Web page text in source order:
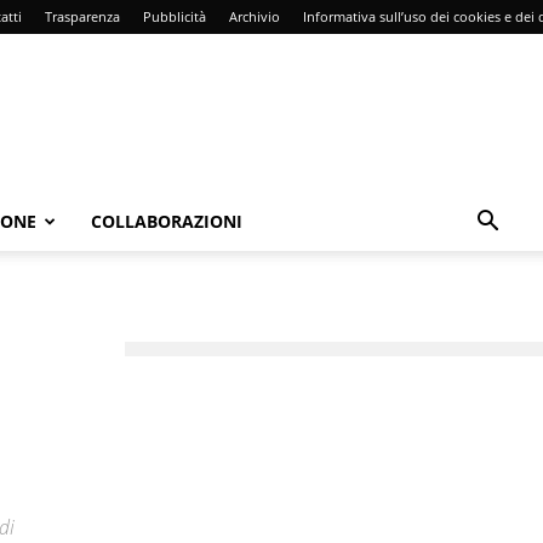
Trasparenza Pubblicità Archivio Informativa sull’uso dei cookies e dei
COLLABORAZIONI